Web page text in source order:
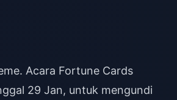
Acara Fortune Cards
29 Jan, untuk mengundi